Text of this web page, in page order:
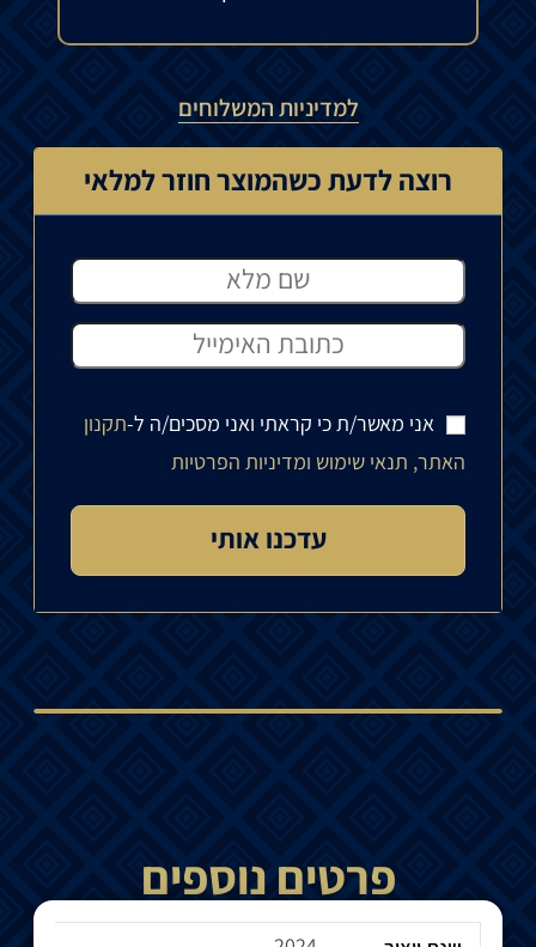
למדיניות המשלוחים
רוצה לדעת כשהמוצר חוזר למלאי
אני מאשר/ת כי קראתי ואני מסכים/ה ל-תקנון
האתר, תנאי שימוש ומדיניות הפרטיות
פרטים נוספים